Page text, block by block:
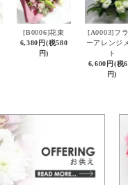
[B0006]花束
6,380円(税580
円)
[A0003]フ
ーアレンジ
ト
6,600円(税
円)